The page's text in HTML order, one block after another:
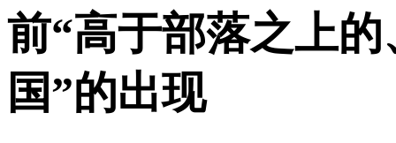
前“高于部落之上
国”的出现